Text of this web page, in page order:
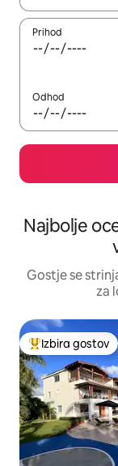
Prihod
Odhod
Najbolje
Gostje se
za
Najbolj
Izbira gostov